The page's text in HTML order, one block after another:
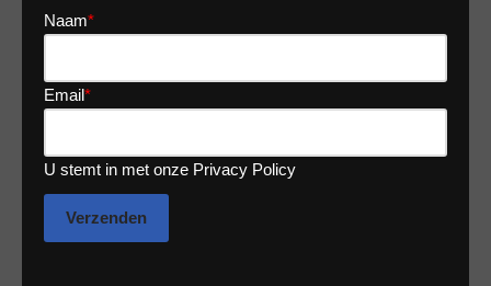
Naam*
Email*
U stemt in met onze Privacy Policy
Verzenden